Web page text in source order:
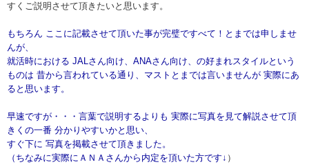
すくご説明させて頂きたいと思います。
もちろん ここに記載させて頂いた事が完璧ですべて！とまでは申しませ
んが、
就活時における JALさん向け、ANAさん向け、の好まれスタイルという
ものは 昔から言われている通り、マストとまでは言いませんが 実際にあ
ると思います。
早速ですが・・・言葉で説明するよりも 実際に写真を見て解説させて頂
きくの一番 分かりやすいかと思い、
すぐ下に 写真を掲載させて頂きました。
（ちなみに実際にＡＮＡさんから内定を頂いた方です↓ ）